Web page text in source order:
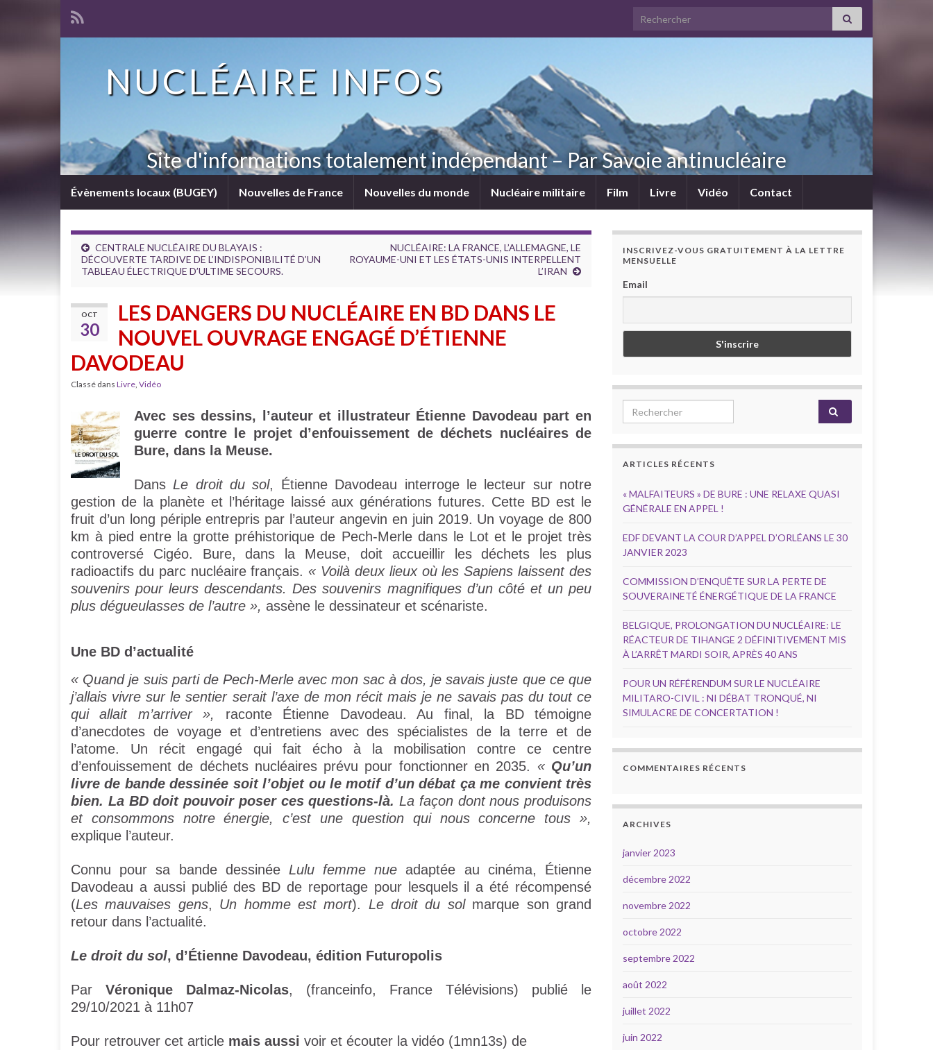
Search for:
NUCLÉAIRE INFOS
Site d'informations totalement indépendant – Par Savoie antinucléaire
Évènements locaux (BUGEY) Nouvelles de France Nouvelles du monde Nucléaire militaire Film Livre Vidéo Contact
CENTRALE NUCLÉAIRE DU BLAYAIS :
DÉCOUVERTE TARDIVE DE L’INDISPONIBILITÉ D’UN
TABLEAU ÉLECTRIQUE D’ULTIME SECOURS.
NUCLÉAIRE: LA FRANCE, L’ALLEMAGNE, LE
ROYAUME-UNI ET LES ÉTATS-UNIS INTERPELLENT
L’IRAN
OCT
30
LES DANGERS DU NUCLÉAIRE EN BD DANS LE
NOUVEL OUVRAGE ENGAGÉ D’ÉTIENNE
DAVODEAU
Classé dans Livre, Vidéo
Avec ses dessins, l’auteur et illustrateur Étienne Davodeau part en
guerre contre le projet d’enfouissement de déchets nucléaires de
Bure, dans la Meuse.
Dans Le droit du sol, Étienne Davodeau interroge le lecteur sur notre
gestion de la planète et l’héritage laissé aux générations futures. Cette BD est le
fruit d’un long périple entrepris par l’auteur angevin en juin 2019. Un voyage de 800
km à pied entre la grotte préhistorique de Pech-Merle dans le Lot et le projet très
controversé Cigéo. Bure, dans la Meuse, doit accueillir les déchets les plus
radioactifs du parc nucléaire français. « Voilà deux lieux où les Sapiens laissent des
souvenirs pour leurs descendants. Des souvenirs magnifiques d’un côté et un peu
plus dégueulasses de l’autre », assène le dessinateur et scénariste.
Une BD d’actualité
« Quand je suis parti de Pech-Merle avec mon sac à dos, je savais juste que ce que
j’allais vivre sur le sentier serait l’axe de mon récit mais je ne savais pas du tout ce
qui allait m’arriver »,
raconte Étienne Davodeau. Au final, la BD témoigne
d’anecdotes de voyage et d’entretiens avec des spécialistes de la terre et de
l’atome. Un récit engagé qui fait écho à la mobilisation contre ce centre
d’enfouissement de déchets nucléaires prévu pour fonctionner en 2035. « Qu’un
livre de bande dessinée soit l’objet ou le motif d’un débat ça me convient très
bien. La BD doit pouvoir poser ces questions-là. La façon dont nous produisons
et consommons notre énergie, c’est une question qui nous concerne tous »,
explique l’auteur.
Connu pour sa bande dessinée Lulu femme nue adaptée au cinéma, Étienne
Davodeau a aussi publié des BD de reportage pour lesquels il a été récompensé
(Les mauvaises gens, Un homme est mort). Le droit du solmarque son grand
retour dans l’actualité.
Le droit du sol, d’Étienne Davodeau, édition Futuropolis
Par Véronique Dalmaz-Nicolas, (franceinfo, France Télévisions) publié le
29/10/2021 à 11h07
Pour retrouver cet article mais aussi voir et écouter la vidéo (1mn13s) de
INSCRIVEZ-VOUS GRATUITEMENT À LA LETTRE
MENSUELLE
Email
Search for:
ARTICLES RÉCENTS
« MALFAITEURS » DE BURE : UNE RELAXE QUASI
GÉNÉRALE EN APPEL !
EDF DEVANT LA COUR D’APPEL D’ORLÉANS LE 30
JANVIER 2023
COMMISSION D’ENQUÊTE SUR LA PERTE DE
SOUVERAINETÉ ÉNERGÉTIQUE DE LA FRANCE
BELGIQUE, PROLONGATION DU NUCLÉAIRE: LE
RÉACTEUR DE TIHANGE 2 DÉFINITIVEMENT MIS
À L’ARRÊT MARDI SOIR, APRÈS 40 ANS
POUR UN RÉFÉRENDUM SUR LE NUCLÉAIRE
MILITARO-CIVIL : NI DÉBAT TRONQUÉ, NI
SIMULACRE DE CONCERTATION !
COMMENTAIRES RÉCENTS
ARCHIVES
janvier 2023
décembre 2022
novembre 2022
octobre 2022
septembre 2022
août 2022
juillet 2022
juin 2022